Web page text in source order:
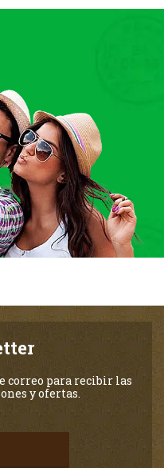
correo para recibir las
y ofertas.